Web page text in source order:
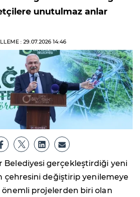
unutulmaz anlar
: 29.07.2026 14:46
Belediyesi gerçekleştirdiği yeni
çehresini değiştirip yenilemeye
önemli projelerden biri olan